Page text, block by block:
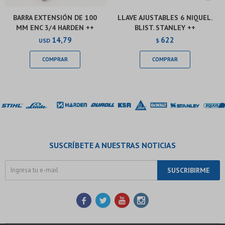
BARRA EXTENSIÓN DE 100
MM ENC 3/4 HARDEN ++
USD 14,79
LLAVE AJUSTABLES 6 NIQUEL.
BLIST. STANLEY ++
$ 622
SUSCRÍBETE A NUESTRAS NOTICIAS
SUSCRIBIRME
   